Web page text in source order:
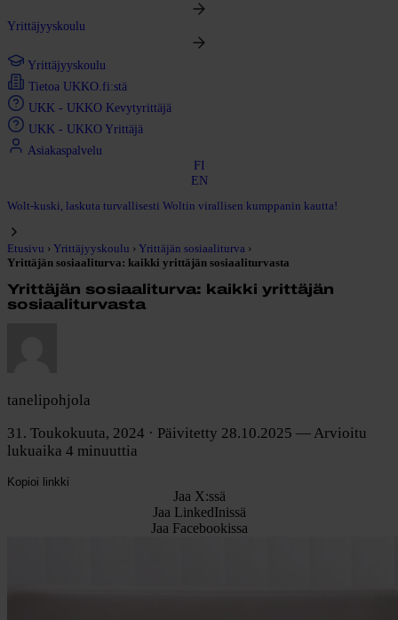
Yrittäjyyskoulu
Yrittäjyyskoulu
Tietoa UKKO.fi:stä
UKK - UKKO Kevytyrittäjä
UKK - UKKO Yrittäjä
Asiakaspalvelu
FI
EN
Wolt-kuski, laskuta turvallisesti Woltin virallisen kumppanin kautta!
Etusivu › Yrittäjyyskoulu › Yrittäjän sosiaaliturva ›
Yrittäjän sosiaaliturva: kaikki yrittäjän sosiaaliturvasta
Yrittäjän sosiaaliturva: kaikki yrittäjän
sosiaaliturvasta
tanelipohjola
31. Toukokuuta, 2024 · Päivitetty 28.10.2025 — Arvioitu
lukuaika 4 minuuttia
Kopioi linkki
Jaa X:ssä
Jaa LinkedInissä
Jaa Facebookissa